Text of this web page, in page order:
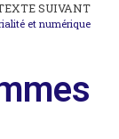
SUIVANT
et numérique